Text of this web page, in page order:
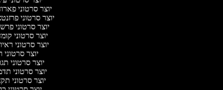
יוצר סרטוני
יוצר סרטוני
יוצר סרטוני
יוצר סרטוני
יוצר סרטוני
יוצר
יוצר סרטוני
יוצר סרטוני
יוצר סרטוני